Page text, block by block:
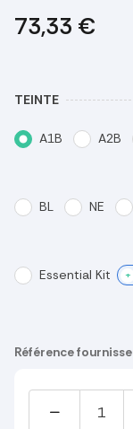
73,33 €
TEINTE
A1B A2B
BL NE
Essential Kit +
Référence